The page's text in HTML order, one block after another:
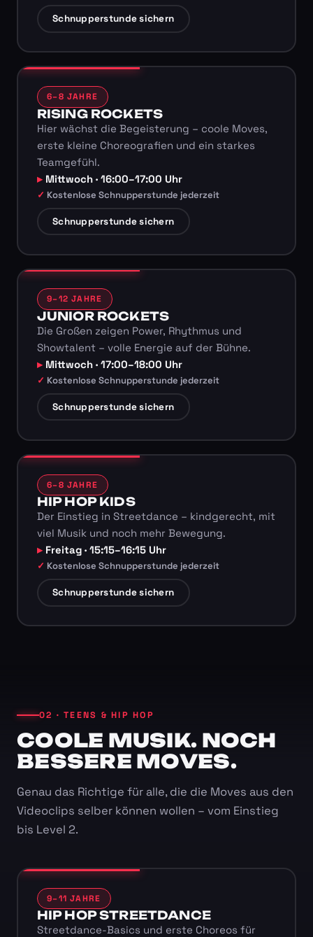
Schnupperstunde sichern
6–8 JAHRE
RISING ROCKETS
Hier wächst die Begeisterung – coole Moves,
erste kleine Choreografien und ein starkes
Teamgefühl.
Mittwoch · 16:00–17:00 Uhr
Kostenlose Schnupperstunde jederzeit
Schnupperstunde sichern
9–12 JAHRE
JUNIOR ROCKETS
Die Großen zeigen Power, Rhythmus und
Showtalent – volle Energie auf der Bühne.
Mittwoch · 17:00–18:00 Uhr
Kostenlose Schnupperstunde jederzeit
Schnupperstunde sichern
6–8 JAHRE
HIP HOP KIDS
Der Einstieg in Streetdance – kindgerecht, mit
viel Musik und noch mehr Bewegung.
Freitag · 15:15–16:15 Uhr
Kostenlose Schnupperstunde jederzeit
Schnupperstunde sichern
02 · TEENS & HIP HOP
COOLE MUSIK. NOCH
BESSERE MOVES.
Genau das Richtige für alle, die die Moves aus den
Videoclips selber können wollen – vom Einstieg
bis Level 2.
9–11 JAHRE
HIP HOP STREETDANCE
Streetdance-Basics und erste Choreos für